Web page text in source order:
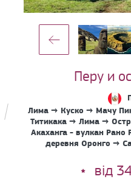
Перу и
Лима → Куско → Мачу
Титикака → Лима →
Акаханга - вулкан
деревня Оронго →
від